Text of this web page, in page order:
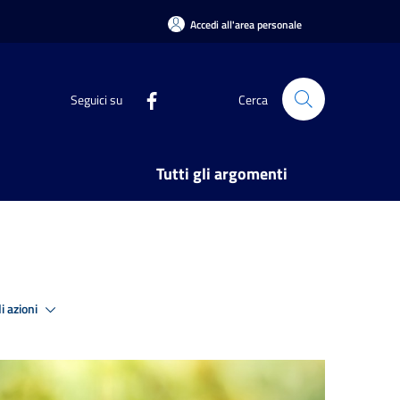
Accedi all'area personale
Seguici su Cerca
Tutti gli argomenti
azioni